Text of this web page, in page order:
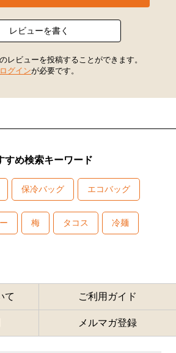
レビューを書く
レビューを投稿することができます。
ログインが必要です。
すめ検索キーワード
保冷バッグ エコバッグ
梅 タコス 冷麺
て ご利用ガイド
メルマガ登録